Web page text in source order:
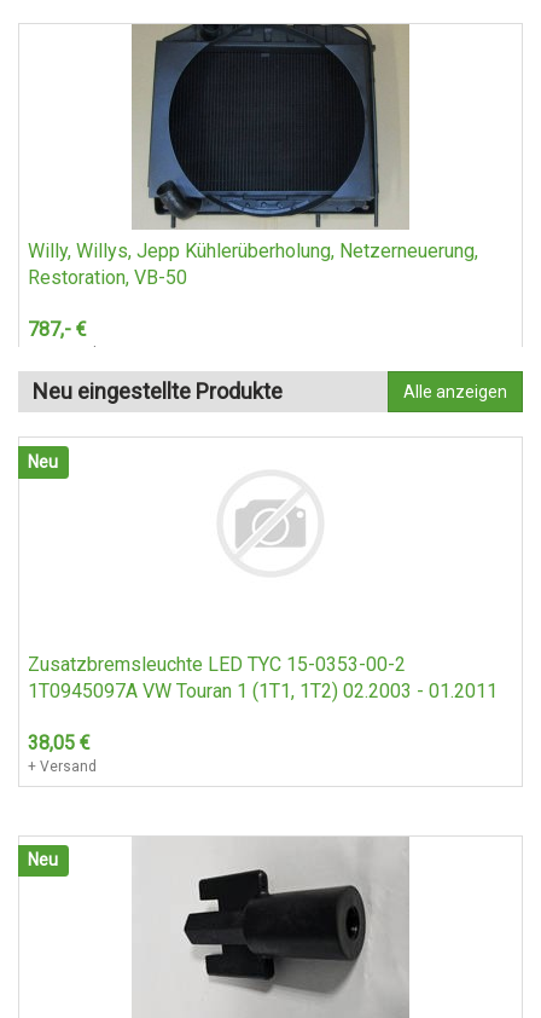
Willy, Willys, Jepp Kühlerüberholung, Netzerneuerung,
Restoration, VB-50
787,- €
+ Versand
ohne Klima
585,- €
Kühlergrill Gril mit Mercedes Stern Gebraucht W126 SEL -
Neu eingestellte Produkte Alle anzeigen
Neu
Zusatzbremsleuchte LED TYC 15-0353-00-2
1T0945097A VW Touran 1 (1T1, 1T2) 02.2003 - 01.2011
38,05 €
+ Versand
Neu